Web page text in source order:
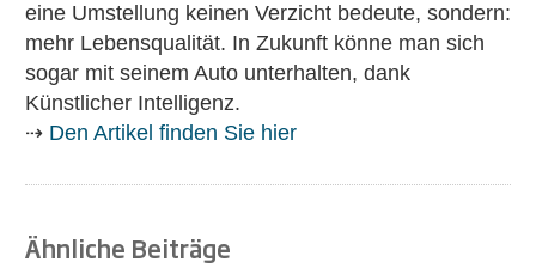
eine Umstellung keinen Verzicht bedeute, sondern:
mehr Lebensqualität. In Zukunft könne man sich
sogar mit seinem Auto unterhalten, dank
Künstlicher Intelligenz.
⇢ Den Artikel finden Sie hier
Ähnliche Beiträge